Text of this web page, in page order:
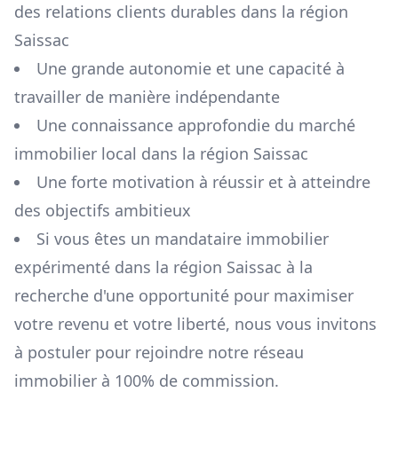
des relations clients durables dans la région
Saissac
Une grande autonomie et une capacité à
travailler de manière indépendante
Une connaissance approfondie du marché
immobilier local dans la région Saissac
Une forte motivation à réussir et à atteindre
des objectifs ambitieux
Si vous êtes un mandataire immobilier
expérimenté dans la région Saissac à la
recherche d'une opportunité pour maximiser
votre revenu et votre liberté, nous vous invitons
à postuler pour rejoindre notre réseau
immobilier à 100% de commission.